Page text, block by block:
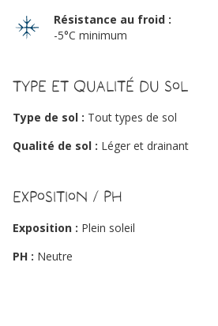
Résistance au froid :
-5°C minimum
Type et qualité du sol
Type de sol : Tout types de sol
Qualité de sol : Léger et drainant
Exposition / PH
Exposition : Plein soleil
PH : Neutre